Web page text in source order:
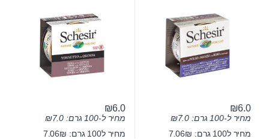
₪6.0
מחיר ל-100 גרם: ₪7.0
מחיר ל100 גרם: 7.06₪
₪6.0
מחיר ל-100 גרם: ₪7.0
מחיר ל100 גרם: 7.06₪